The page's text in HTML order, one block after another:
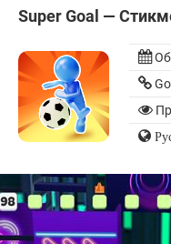
Super Goal —